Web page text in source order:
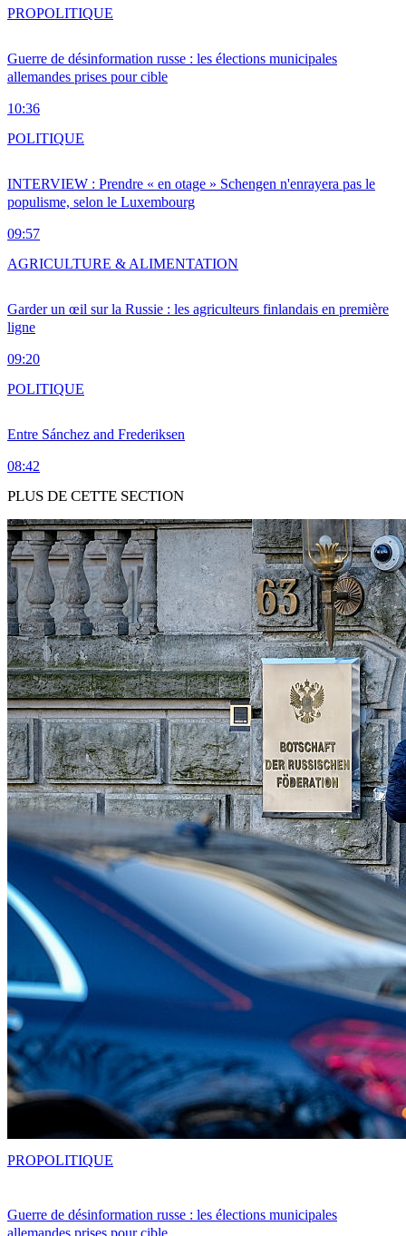
Guerre de désinformation russe : les élections municipales
allemandes prises pour cible
10:36
PROPOLITIQUE
INTERVIEW : Prendre « en otage » Schengen n'enrayera pas le
populisme, selon le Luxembourg
09:57
POLITIQUE
Garder un œil sur la Russie : les agriculteurs finlandais en première
ligne
09:20
AGRICULTURE & ALIMENTATION
Entre Sánchez and Frederiksen
08:42
POLITIQUE
PLUS DE CETTE SECTION
Guerre de désinformation russe : les élections municipales
PROPOLITIQUE